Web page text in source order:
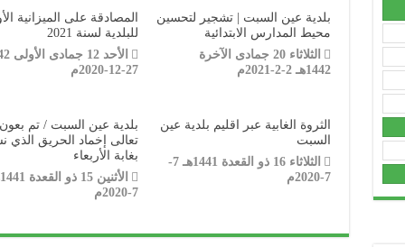
بلدية عين السبت | تشجير لتحسين
محيط المدارس الابتدائية
الثلاثاء 20 جمادى الآخرة
1442هـ 2-2-2021م
المصادقة على الميزانية
للبلدية لسنة 2021
27-12-2020م
الثروة الغابية عبر اقليم بلدية عين
السبت
الثلاثاء 16 ذو القعدة 1441هـ 7-
7-2020م
بلدية عين السبت / تم بعون
تعالى إخماد الحريق الذي
بغابة الأربعاء
7-2020م